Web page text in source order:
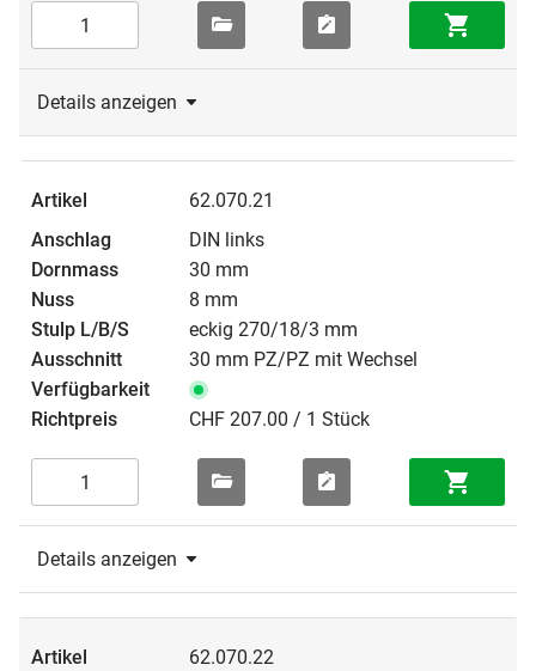
Details anzeigen
62.070.21
DIN links
30 mm
8 mm
eckig 270/18/3 mm
30 mm PZ/PZ mit Wechsel
CHF 207.00 / 1 Stück
Details anzeigen
62.070.22